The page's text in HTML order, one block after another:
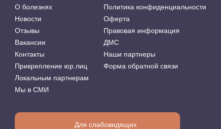
О болезнях
Новости
Отзывы
Вакансии
Контакты
Прикрепление юр.лиц
Локальным партнерам
Мы в СМИ
Политика конфиденциальности
Оферта
Правовая информация
ДМС
Наши партнеры
Форма обратной связи
Для слабовидящих